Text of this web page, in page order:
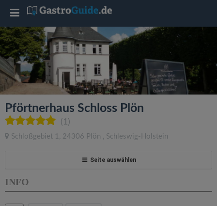
Pförtnerhaus Schloss Plön
(1)
Schloßgebiet 1 , 24306 Plön , Schleswig-Holstein
Seite auswählen
INFO
T
o
g
l
e
a